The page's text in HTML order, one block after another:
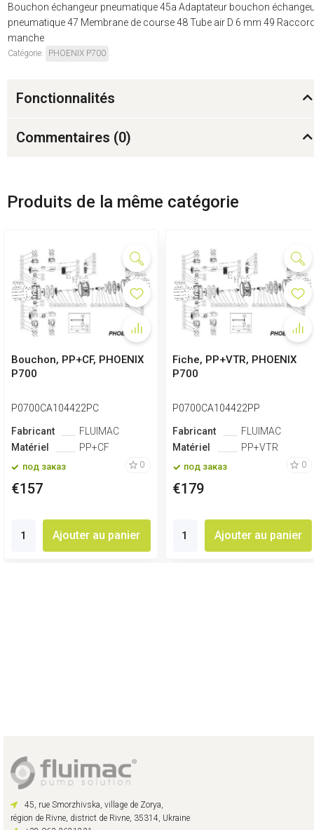
Bouchon échangeur pneumatique 45a Adaptateur bouchon
pneumatique 47 Membrane de course 48 Tube air D 6 mm 49
manche
Catégorie: PHOENIX P700
Fonctionnalités
Commentaires (0)
Produits de la même catégorie
Bouchon, PP+CF, PHOENIX
P700
P0700CA104422PC
Fabricant
FLUIMAC
Matériel
PP+CF
под заказ 0
€157
Ajouter au panier
Fiche, PP+VTR, PHOENIX
P700
P0700CA104422PP
Fabricant
FLUIMAC
Matériel
PP+VTR
под заказ 0
€179
Ajouter au panier
45, rue Smorzhivska, village de Zorya,
région de Rivne, district de Rivne, 35314, Ukraine